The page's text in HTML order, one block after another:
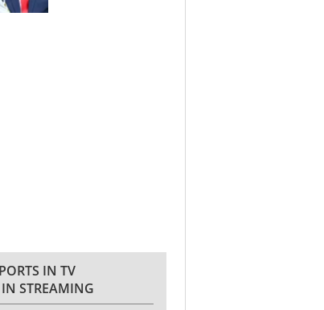
IN TV
IN STREAMING